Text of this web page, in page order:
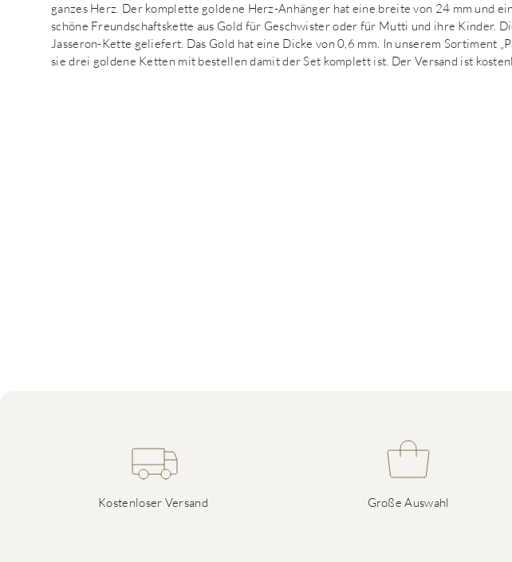
ganzes Herz. Der komplette goldene Herz-Anhänger hat eine breite von 24 mm und
schöne Freundschaftskette aus Gold für Geschwister oder für Mutti und ihre Kinder.
Jasseron-Kette geliefert. Das Gold hat eine Dicke von 0,6 mm. In unserem Sortiment
sie drei goldene Ketten mit bestellen damit der Set komplett ist. Der Versand ist
Kostenloser Versand Große Auswahl